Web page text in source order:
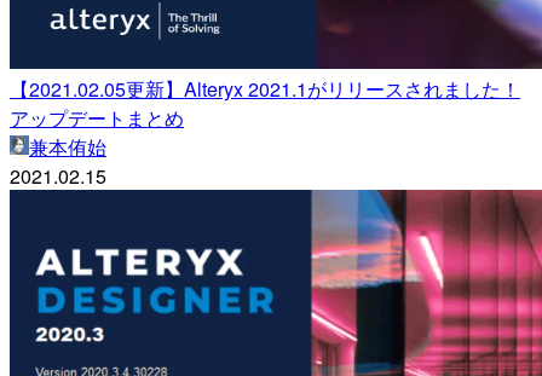
【2021.02.05更新】Alteryx 2021.1がリリースされました！
アップデートまとめ
兼本侑始
2021.02.15